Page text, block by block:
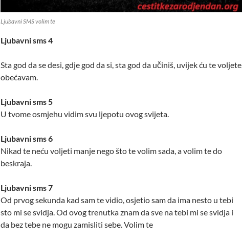
Ljubavni SMS volim te
Ljubavni sms 4
Sta god da se desi, gdje god da si, sta god da učiniš, uvijek ću te voljete,
obećavam.
Ljubavni sms 5
U tvome osmjehu vidim svu ljepotu ovog svijeta.
Ljubavni sms 6
Nikad te neću voljeti manje nego što te volim sada, a volim te do
beskraja.
Ljubavni sms 7
Od prvog sekunda kad sam te vidio, osjetio sam da ima nesto u tebi
sto mi se svidja. Od ovog trenutka znam da sve na tebi mi se svidja i
da bez tebe ne mogu zamisliti sebe. Volim te